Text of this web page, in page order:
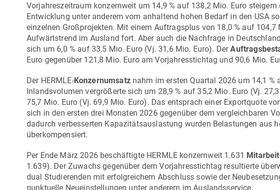
Vorjahreszeitraum konzernweit um 14,9 % auf 138,2 Mio. Euro
Entwicklung unter anderem vom anhaltend hohen Bedarf in den USA
einzelnen Großprojekten. Mit einem Auftragsplus von 18,0 % auf
Aufwärtstrend im Ausland fort. Aber auch die Nachfrage in
sich um 6,0 % auf 33,5 Mio. Euro (Vj. 31,6 Mio. Euro). Der
Euro gegenüber 121,8 Mio. Euro am Vorjahresstichtag und 90,6 Mio.
Der HERMLE-Konzernumsatznahm im ersten Quartal 2026 um 14,1 %
Inlandsvolumen vergrößerte sich um 28,9 % auf 35,2 Mio. Euro (Vj.
75,7 Mio. Euro (Vj. 69,9 Mio. Euro). Das entsprach einer Exportquote
sich in den ersten drei Monaten 2026 gegenüber dem vergleichbaren
dadurch verbesserten Kapazitätsauslastung wurden Belastungen aus
überkompensiert.
Per Ende März 2026 beschäftigte HERMLE konzernweit 1.631
1.639). Der Zuwachs gegenüber dem Vorjahresstichtag resultierte
dual Studierenden mit erfolgreichem Abschluss sowie der
punktuelle Neueinstellungen unter anderem im Auslandsservice.